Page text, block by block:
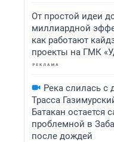
От простой идеи
миллиардной
как работают
проекты на ГМК
Река слилась с
Трасса
Батакан остается
проблемной в
после дождей